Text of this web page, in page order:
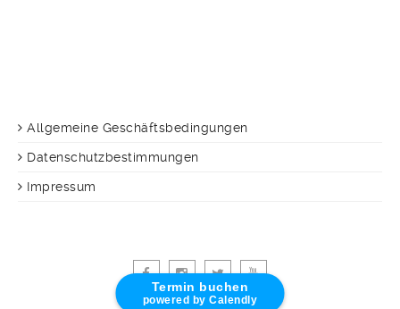
Termin buchen
powered by Calendly
Allgemeine Geschäftsbedingungen
Datenschutzbestimmungen
Impressum